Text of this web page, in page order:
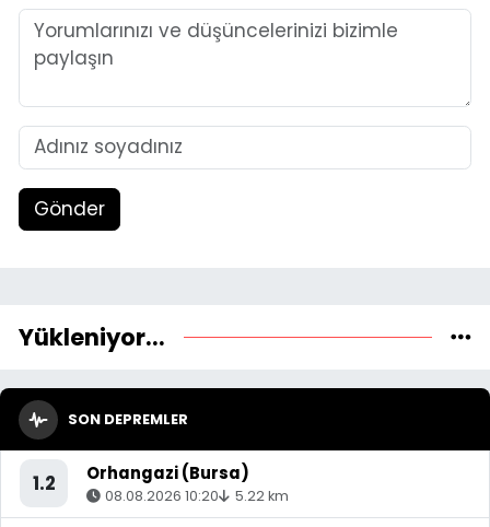
Gönder
Yükleniyor...
SON DEPREMLER
1.2 Orhangazi (Bursa)
08.08.2026 10:20 5.22 km